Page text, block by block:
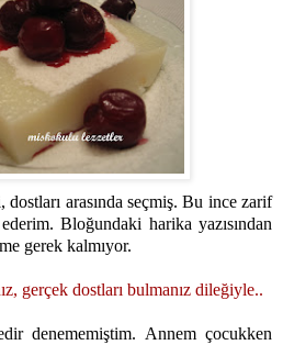
dostları arasında seçmiş. Bu ince zarif
Bloğundaki harika yazısından
gerek kalmıyor.
gerçek dostları bulmanız dileğiyle..
denememiştim. Annem çocukken